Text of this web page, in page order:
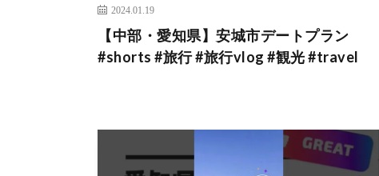
2024.01.19
【中部・愛知県】安城市デートプラン
#shorts #旅行 #旅行vlog #観光 #travel